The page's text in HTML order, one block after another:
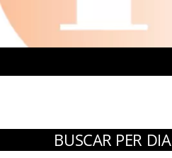
BUSCAR PER DIA